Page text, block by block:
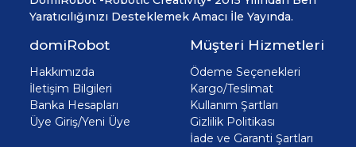
Yaratıcılığınızı Desteklemek Amacı İle Yayında.
domiRobot
Hakkımızda
İletişim Bilgileri
Banka Hesapları
Üye Giriş/Yeni Üye
Müşteri Hizmetleri
Ödeme Seçenekleri
Kargo/Teslimat
Kullanım Şartları
Gizlilik Politikası
İade ve Garanti Şartları